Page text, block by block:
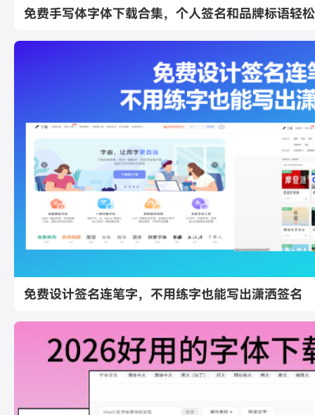
免费手写体字体下载合集，个人签名和品牌标语轻
免费设计签名连笔字，不用练字也能写出潇洒签名